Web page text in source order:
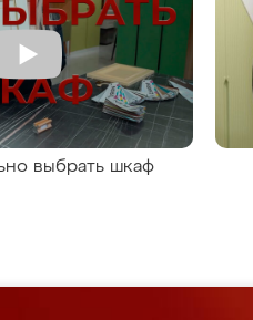
выбрать шкаф